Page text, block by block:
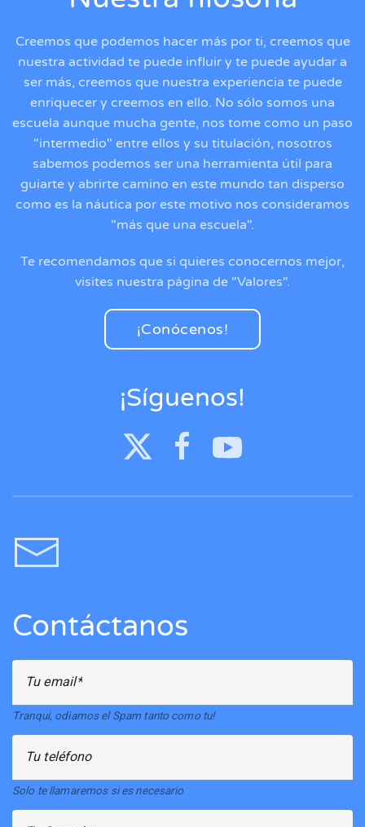
Creemos que podemos hacer más por ti, creemos que
nuestra actividad te puede influir y te puede ayudar a
ser más, creemos que nuestra experiencia te puede
enriquecer y creemos en ello. No sólo somos una
escuela aunque mucha gente, nos tome como un paso
"intermedio" entre ellos y su titulación, nosotros
sabemos podemos ser una herramienta útil para
guiarte y abrirte camino en este mundo tan disperso
como es la náutica por este motivo nos consideramos
"más que una escuela".
Te recomendamos que si quieres conocernos mejor,
visites nuestra página de "Valores".
¡Conócenos!
¡Síguenos!
Contáctanos
Tu email
Tranqui, odiamos el Spam tanto como tu!
Tu teléfono
Solo te llamaremos si es necesario